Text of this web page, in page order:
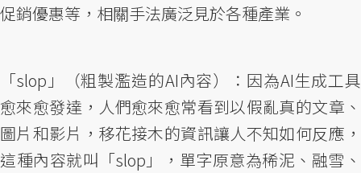
促銷優惠等，相關手法廣泛見於各種產業。
「slop」（粗製濫造的AI內容）：因為AI生成工具
愈來愈發達，人們愈來愈常看到以假亂真的文章、
圖片和影片，移花接木的資訊讓人不知如何反應，
這種內容就叫「slop」，單字原意為稀泥、融雪、